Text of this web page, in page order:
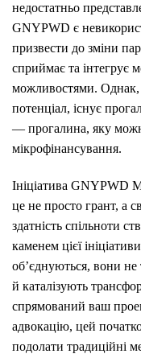
недостатньо
GNYPWD є
призвести до зміни
сприймає та інтегрує
можливостями. Однак,
потенціал, існує
— прогалина, яку
мікрофінансування.
Ініціатива GNYPWD
це не просто грант, а
здатність спільноти
каменем цієї
об’єднуються, вони не
й каталізують
спрямований ваш
адвокацію, цей
подолати традиційні